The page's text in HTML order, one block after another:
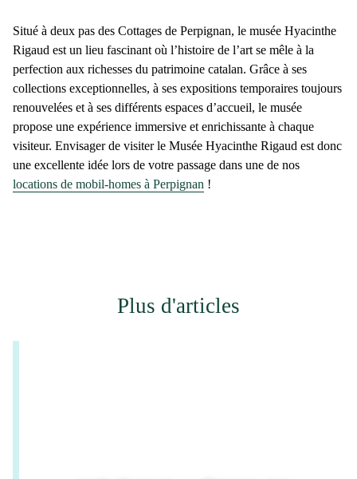
Situé à deux pas des Cottages de Perpignan, le musée Hyacinthe
Rigaud est un lieu fascinant où l’histoire de l’art se mêle à la
perfection aux richesses du patrimoine catalan. Grâce à ses
collections exceptionnelles, à ses expositions temporaires toujours
renouvelées et à ses différents espaces d’accueil, le musée
propose une expérience immersive et enrichissante à chaque
visiteur. Envisager de visiter le Musée Hyacinthe Rigaud est donc
une excellente idée lors de votre passage dans une de nos
locations de mobil-homes à Perpignan !
Plus d'articles